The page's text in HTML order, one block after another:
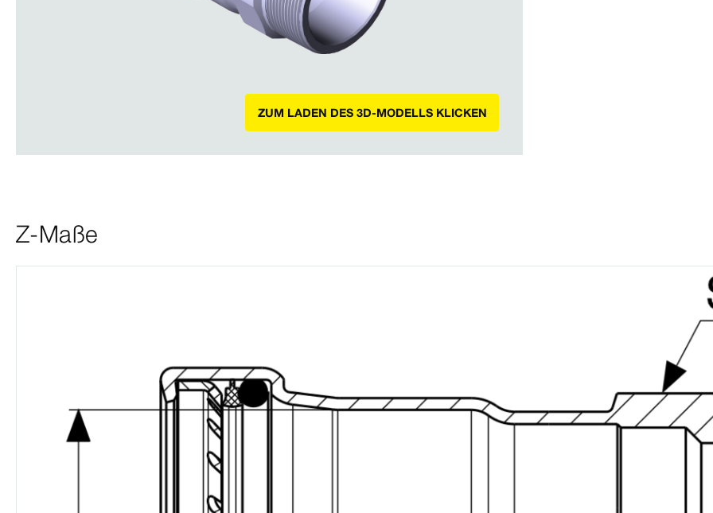
ZUM LADEN DES 3D-MODELLS KLICKEN
Z-Maße